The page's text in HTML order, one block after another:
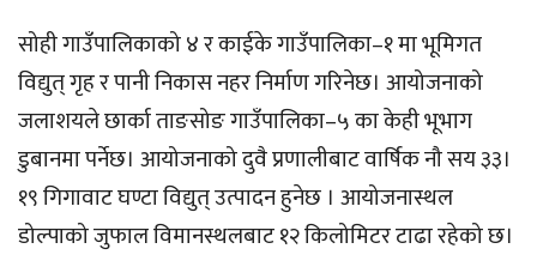
सोही गाउँपालिकाको ४ र काईके गाउँपालिका–१ मा भूमिगत
विद्युत् गृह र पानी निकास नहर निर्माण गरिनेछ। आयोजनाको
जलाशयले छार्का ताङसोङ गाउँपालिका–५ का केही भूभाग
डुबानमा पर्नेछ। आयोजनाको दुवै प्रणालीबाट वार्षिक नौ सय ३३।
१९ गिगावाट घण्टा विद्युत् उत्पादन हुनेछ । आयोजनास्थल
डोल्पाको जुफाल विमानस्थलबाट १२ किलोमिटर टाढा रहेको छ।